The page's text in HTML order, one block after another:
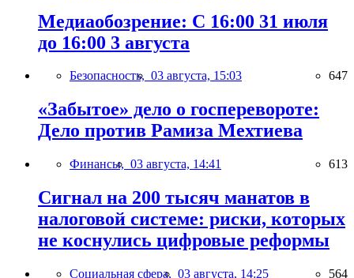
Медиаобозрение: С 16:00 31 июля
до 16:00 3 августа
Безопасность, 03 августа, 15:03 647
«Забытое» дело о госперевороте:
Дело против Рамиза Мехтиева
Финансы, 03 августа, 14:41 613
Сигнал на 200 тысяч манатов в
налоговой системе: риски, которых
не коснулись цифровые реформы
Социальная сфера, 03 августа, 14:25 564